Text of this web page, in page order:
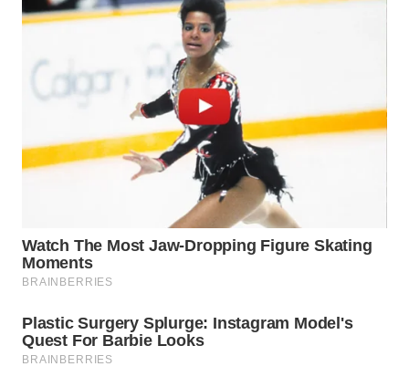
WN
KALTENG
WN
KALTARA
WN
KALSEL
WN
WN
GORONTALO